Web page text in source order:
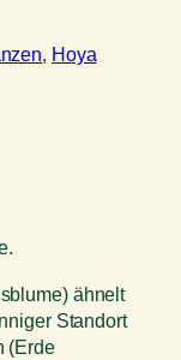
, Hoya
ähnelt
Standort
(Erde